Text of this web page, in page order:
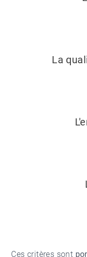
La
Ces critères sont